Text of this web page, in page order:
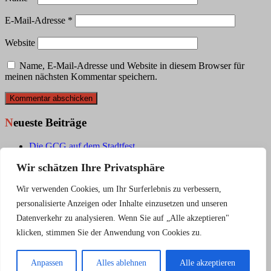
Wir schätzen Ihre Privatsphäre
Wir verwenden Cookies, um Ihr Surferlebnis zu verbessern,
personalisierte Anzeigen oder Inhalte einzusetzen und unseren
Datenverkehr zu analysieren. Wenn Sie auf „Alle akzeptieren"
klicken, stimmen Sie der Anwendung von Cookies zu.
Anpassen Alles ablehnen Alle akzeptieren
E-Mail-Adresse *
Website
Name, E-Mail-Adresse und Website in diesem Browser für
meinen nächsten Kommentar speichern.
Neueste Beiträge
Die GCG auf dem Stadtfest
Jahreshauptversammlung des GSV mit Ehrungen für die
Social
instagram
von ThemeGrill. Präsentiert von WordPress